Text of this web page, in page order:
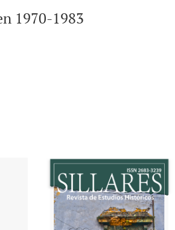
1970-1983